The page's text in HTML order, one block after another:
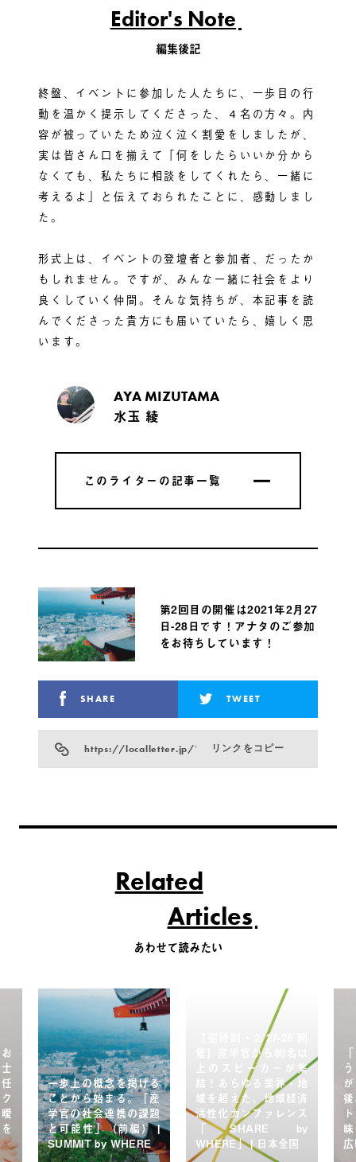
Editor's Note
編集後記
終盤、イベントに参加した人たちに、一歩目の行
動を温かく提示してくださった、４名の方々。内
容が被っていたため泣く泣く割愛をしましたが、
実は皆さん口を揃えて「何をしたらいいか分から
なくても、私たちに相談をしてくれたら、一緒に
考えるよ」と伝えておられたことに、感動しまし
た。
形式上は、イベントの登壇者と参加者、だったか
もしれません。ですが、みんな一緒に社会をより
良くしていく仲間。そんな気持ちが、本記事を読
んでくださった貴方にも届いていたら、嬉しく思
います。
AYA MIZUTAMA
水玉 綾
このライターの記事一覧
このライターの記事一覧
第2回目の開催は2021年2月27
日-28日です！アナタのご参加
をお待ちしています！
SHARE TWEET
https://localletter.jp/?p=9865リンクをコピー
Related
Articles
あわせて読みたい
一歩上の概念を掲げる
ことから始まる。「産
学官の社会連携の課題
と可能性」（前編） |
SUMMIT by WHERE
【招待制・2/27-28 開
催】産学官から80名以
上のスピーカーが集
結！あらゆる業界・地
域を超えた、地域経済
活性化カンファレンス
「SHARE by
WHERE」 | 日本全国